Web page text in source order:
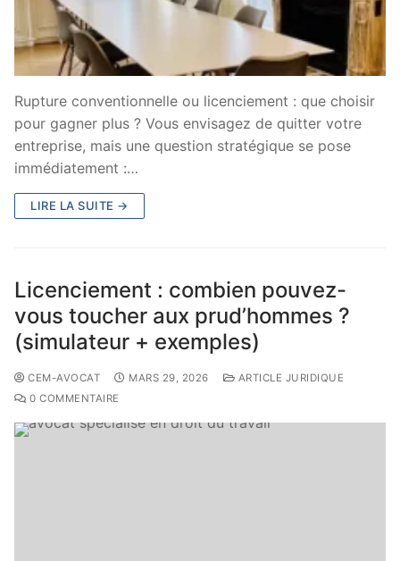
Rupture conventionnelle ou licenciement : que choisir
pour gagner plus ? Vous envisagez de quitter votre
entreprise, mais une question stratégique se pose
immédiatement :…
LIRE LA SUITE →
Licenciement : combien pouvez-
vous toucher aux prud’hommes ?
(simulateur + exemples)
CEM-AVOCAT MARS 29, 2026
ARTICLE JURIDIQUE
0 COMMENTAIRE